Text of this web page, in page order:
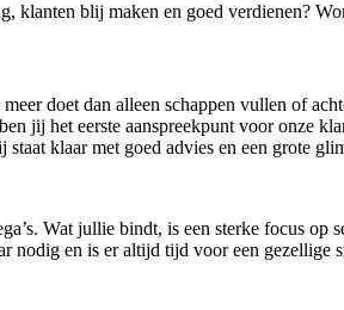
klanten blij maken en goed verdienen?
doet dan alleen schappen vullen of
jij het eerste aanspreekpunt voor onze
staat klaar met goed advies en een grote
Wat jullie bindt, is een sterke focus
nodig en is er altijd tijd voor een gezellige